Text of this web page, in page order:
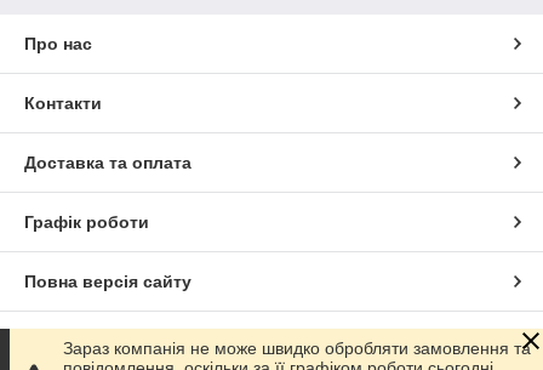
Про нас
Контакти
Доставка та оплата
Графік роботи
Повна версія сайту
Сайт створено на маркетплейсіProm.ua
Зараз компанія не може швидко обробляти замовлення та